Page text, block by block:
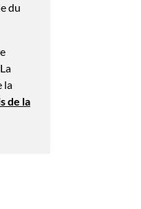
du
la
de la